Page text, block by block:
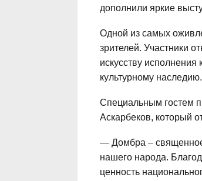
дополнили яркие
Одной из самых
зрителей. Участники
искусству
культурному наследию.
Специальным гостем
Аскарбеков, который
— Домбра –
нашего народа.
ценность